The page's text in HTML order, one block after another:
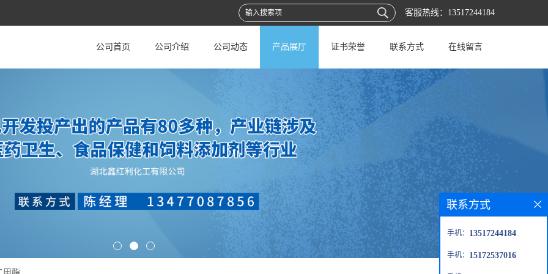
客服热线： 13517244184
公司首页 公司介绍 公司动态 产品展厅 证书荣誉 联系方式 在线留言
联系方式
手机： 13517244184
手机： 15172537016